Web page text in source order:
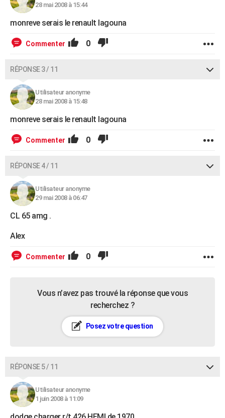
28 mai 2008 à 15:44
monreve serais le renault lagouna
Commenter 0
RÉPONSE 3 / 11
Utilisateur anonyme
28 mai 2008 à 15:48
monreve serais le renault lagouna
Commenter 0
RÉPONSE 4 / 11
Utilisateur anonyme
29 mai 2008 à 06:47
CL 65 amg .
Alex
Commenter 0
Vous n’avez pas trouvé la réponse que vous
recherchez ?
Posez votre question
RÉPONSE 5 / 11
Utilisateur anonyme
1 juin 2008 à 11:09